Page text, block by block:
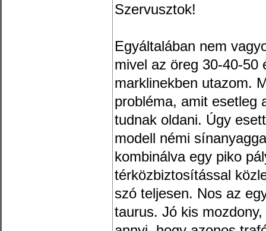
Szervusztok!
Egyáltalában nem
mivel az öreg 30-40-50
marklinekben utazom.
probléma, amit esetleg
tudnak oldani. Úgy
modell némi
kombinálva egy piko
térközbiztosítással
szó teljesen. Nos az
taurus. Jó kis